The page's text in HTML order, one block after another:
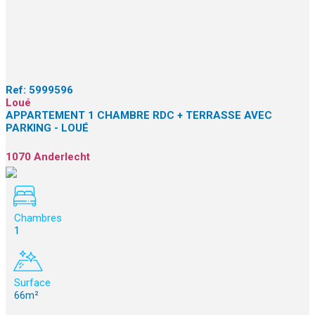
Ref: 5999596
Loué
APPARTEMENT 1 CHAMBRE RDC + TERRASSE AVEC
PARKING - LOUÉ
1070 Anderlecht
Chambres
1
Surface
66m²